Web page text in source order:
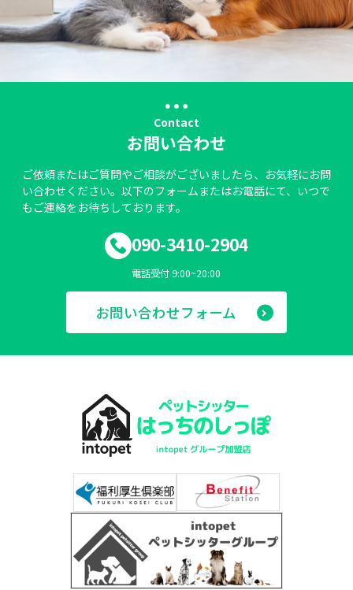
Contact
お問い合わせ
ご依頼またはご質問やご相談がございましたら、お気軽にお問
い合わせください。以下のフォームまたはお電話にて、いつで
もご連絡をお待ちしております。
090-3410-2904
電話受付 9:00~20:00
お問い合わせフォーム